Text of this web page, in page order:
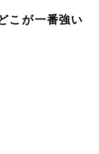
こが一番強い